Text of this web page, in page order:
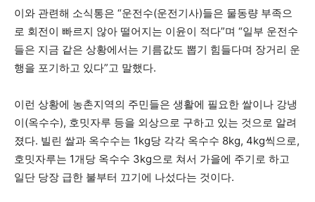
이와 관련해 소식통은 “운전수(운전기사)들은 물동량 부족으
로 회전이 빠르지 않아 떨어지는 이윤이 적다”며 “일부 운전수
들은 지금 같은 상황에서는 기름값도 뽑기 힘들다며 장거리 운
행을 포기하고 있다”고 말했다.
이런 상황에 농촌지역의 주민들은 생활에 필요한 쌀이나 강냉
이(옥수수), 호밋자루 등을 외상으로 구하고 있는 것으로 알려
졌다. 빌린 쌀과 옥수수는 1kg당 각각 옥수수 8kg, 4kg씩으로,
호밋자루는 1개당 옥수수 3kg으로 쳐서 가을에 주기로 하고
일단 당장 급한 불부터 끄기에 나섰다는 것이다.